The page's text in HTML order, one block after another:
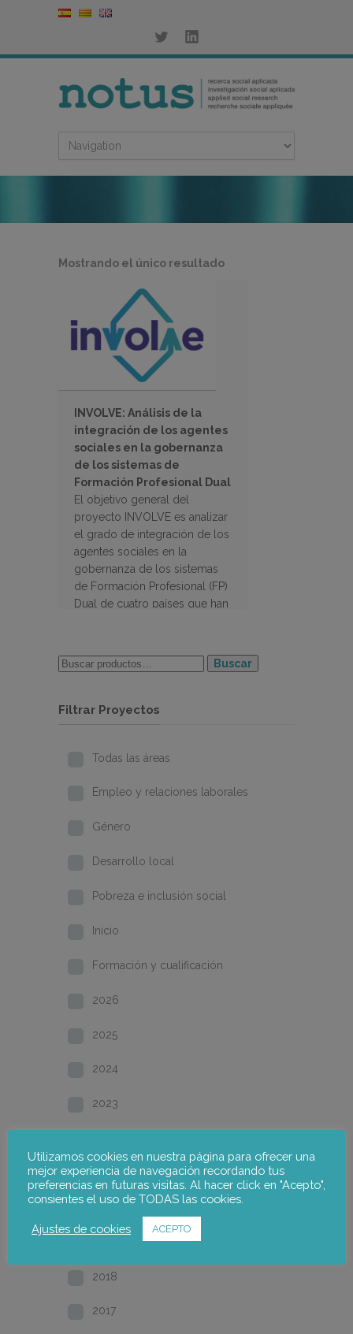
Mostrando el único resultado
INVOLVE: Análisis de la
integración de los agentes
sociales en la gobernanza
de los sistemas de
Formación Profesional Dual
El objetivo general del
proyecto INVOLVE es analizar
el grado de integración de los
agentes sociales en la
gobernanza de los sistemas
de Formación Profesional (FP)
Dual de cuatro países que han
Buscar
Filtrar Proyectos
Todas las áreas
Empleo y relaciones laborales
Género
Desarrollo local
Pobreza e inclusión social
Inicio
Formación y cualificación
2026
2025
2024
2023
2021
2020
2018
2017
Utilizamos cookies en nuestra página para ofrecer una
mejor experiencia de navegación recordando tus
preferencias en futuras visitas. Al hacer click en "Acepto",
consientes el uso de TODAS las cookies.
Ajustes de cookies ACEPTO